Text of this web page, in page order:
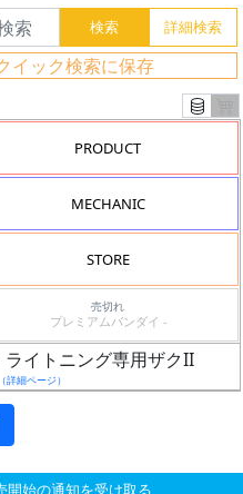
イック検索に保存
PRODUCT
MECHANIC
STORE
売切れ
プレミアムバンダイ -
イトニング専用ザクII
（詳細ページ）
開始の通知を受け取る